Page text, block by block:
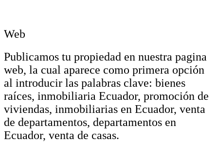
Web
Publicamos tu propiedad en nuestra pagina
web, la cual aparece como primera opción
al introducir las palabras clave: bienes
raíces, inmobiliaria Ecuador, promoción de
viviendas, inmobiliarias en Ecuador, venta
de departamentos, departamentos en
Ecuador, venta de casas.